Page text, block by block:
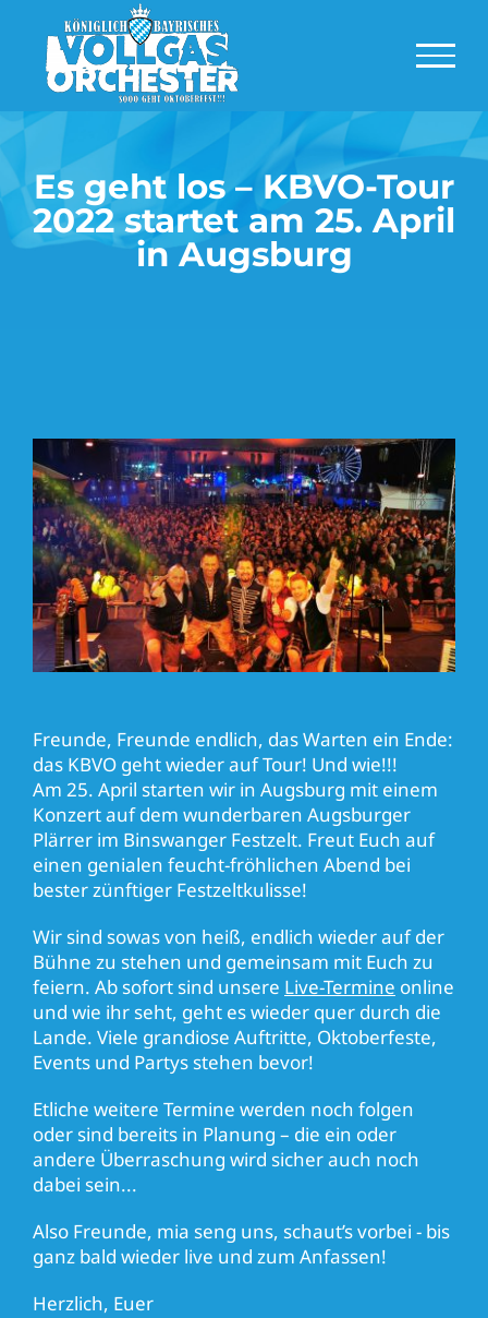
Inhalt
springen
Es geht los – KBVO-Tour
2022 startet am 25. April
in Augsburg
Freunde, Freunde endlich, das Warten ein Ende:
das KBVO geht wieder auf Tour! Und wie!!!
Am 25. April starten wir in Augsburg mit einem
Konzert auf dem wunderbaren Augsburger
Plärrer im Binswanger Festzelt. Freut Euch auf
einen genialen feucht-fröhlichen Abend bei
bester zünftiger Festzeltkulisse!
Wir sind sowas von heiß, endlich wieder auf der
Bühne zu stehen und gemeinsam mit Euch zu
feiern. Ab sofort sind unsere Live-Termine online
und wie ihr seht, geht es wieder quer durch die
Lande. Viele grandiose Auftritte, Oktoberfeste,
Events und Partys stehen bevor!
Etliche weitere Termine werden noch folgen
oder sind bereits in Planung – die ein oder
andere Überraschung wird sicher auch noch
dabei sein...
Also Freunde, mia seng uns, schaut’s vorbei - bis
ganz bald wieder live und zum Anfassen!
Herzlich, Euer